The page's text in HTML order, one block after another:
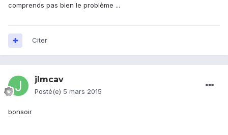
comprends pas bien le problème ...
Citer
jlmcav
Posté(e) 5 mars 2015
bonsoir